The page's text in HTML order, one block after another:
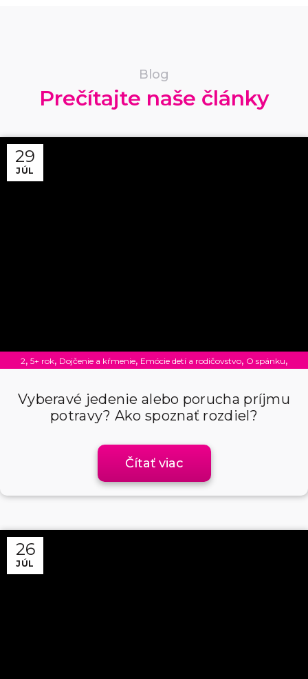
Blog
Prečítajte naše články
29
JÚL
2, 5+ rok, Dojčenie a kŕmenie, Emócie detí a rodičovstvo, O spánku,
Vyberavé jedenie alebo porucha príjmu
potravy? Ako spoznať rozdiel?
Čítať viac
26
JÚL